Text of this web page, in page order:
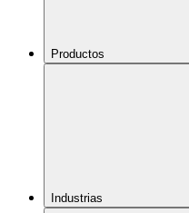
Productos
Industrias